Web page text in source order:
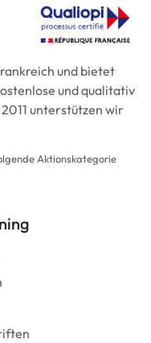
und bietet
und qualitativ
unterstützen wir
Aktionskategorie